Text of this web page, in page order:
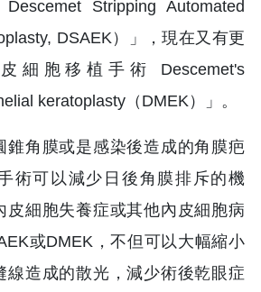
Stripping Automated
DSAEK）」，現在又有更
細胞移植手術 Descemet's
keratoplasty（DMEK）」。
錐角膜或是感染後造成的角膜疤
術可以減少日後角膜排斥的機
皮細胞失養症或其他內皮細胞病
或DMEK，不但可以大幅縮小
線造成的散光，減少術後乾眼症